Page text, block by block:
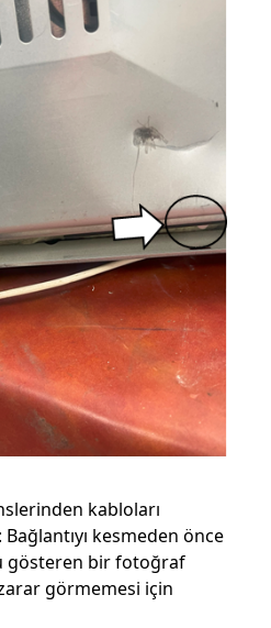
kabloları
kesmeden önce
gösteren bir fotoğraf
görmemesi için